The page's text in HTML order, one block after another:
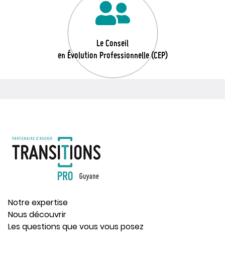
Le Conseil
en Évolution Professionnelle (CEP)
Notre expertise
Nous découvrir
Les questions que vous vous posez